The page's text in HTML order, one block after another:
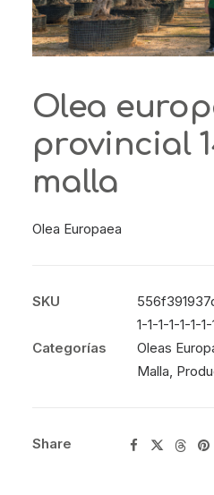
Olea
provincial
malla
Olea Europaea
SKU
1-1-1-1-1-1-1-
Categorías
Oleas
Malla,
Share